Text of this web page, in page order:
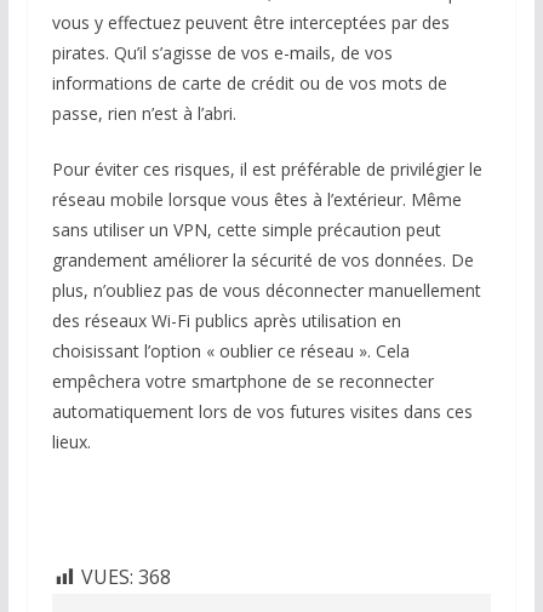
vous y effectuez peuvent être interceptées par des
pirates. Qu’il s’agisse de vos e-mails, de vos
informations de carte de crédit ou de vos mots de
passe, rien n’est à l’abri.
Pour éviter ces risques, il est préférable de privilégier le
réseau mobile lorsque vous êtes à l’extérieur. Même
sans utiliser un VPN, cette simple précaution peut
grandement améliorer la sécurité de vos données. De
plus, n’oubliez pas de vous déconnecter manuellement
des réseaux Wi-Fi publics après utilisation en
choisissant l’option « oublier ce réseau ». Cela
empêchera votre smartphone de se reconnecter
automatiquement lors de vos futures visites dans ces
lieux.
VUES: 368